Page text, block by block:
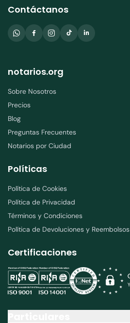
Contáctanos
notarios.org
Sobre Nosotros
Precios
Blog
Preguntas Frecuentes
Notarios por Ciudad
Políticas
Política de Cookies
Política de Privacidad
Términos y Condiciones
Política de Devoluciones y Reembolsos
Certificaciones